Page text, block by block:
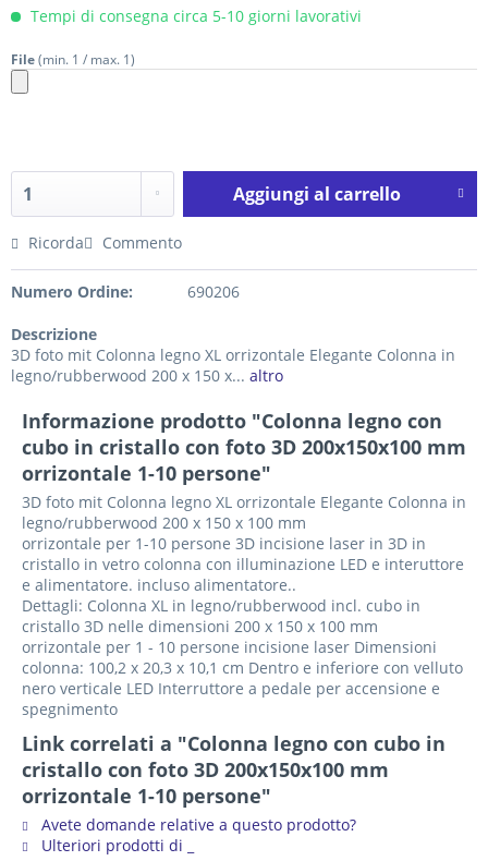
Tempi di consegna circa 5-10 giorni lavorativi
File(min. 1 / max. 1)
Aggiungi al carrello
Ricorda Commento
Numero Ordine: 690206
Descrizione
3D foto mit Colonna legno XL orrizontale Elegante Colonna in
legno/rubberwood 200 x 150 x... altro
Informazione prodotto "Colonna legno con
cubo in cristallo con foto 3D 200x150x100 mm
orrizontale 1-10 persone"
3D foto mit Colonna legno XL orrizontale Elegante Colonna in
legno/rubberwood 200 x 150 x 100 mm
orrizontale per 1-10 persone 3D incisione laser in 3D in
cristallo in vetro colonna con illuminazione LED e interuttore
e alimentatore. incluso alimentatore..
Dettagli: Colonna XL in legno/rubberwood incl. cubo in
cristallo 3D nelle dimensioni 200 x 150 x 100 mm
orrizontale per 1 - 10 persone incisione laser Dimensioni
colonna: 100,2 x 20,3 x 10,1 cm Dentro e inferiore con velluto
nero verticale LED Interruttore a pedale per accensione e
spegnimento
Link correlati a "Colonna legno con cubo in
cristallo con foto 3D 200x150x100 mm
orrizontale 1-10 persone"
Avete domande relative a questo prodotto?
Ulteriori prodotti di _